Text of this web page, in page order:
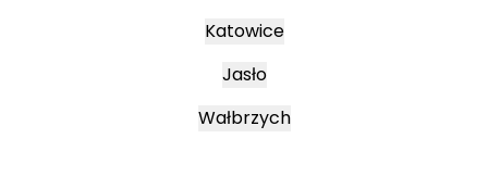
Katowice
Jasło
Wałbrzych